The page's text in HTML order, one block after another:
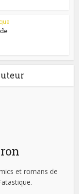
et romans de